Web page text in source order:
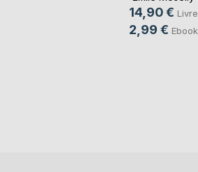
14,90 € Livre
2,99 € Ebook